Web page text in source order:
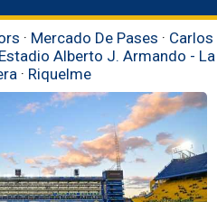
· Mercado De Pases · Carlos
Estadio Alberto J. Armando - La
· Riquelme